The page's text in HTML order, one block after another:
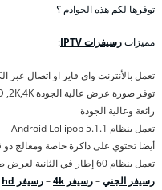
توفرها لكم هذه الخوادم ؟
مميزاترسيفرات IPTV :
تعمل بالأنترنت واي فاير او اتصال عبر
رائعة وعالية الجودة
تعمل بنظام Android Lollipop 5.1.1
أيضا تحتوي على ذاكرة خاصة ومعالج ذو
تعمل بنظام 60 إطار في الثانية لعرض صورة انسيابية ورائعة
رسيفر الجني–رسيفر 4k –رسيفر hd